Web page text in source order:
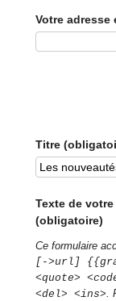
Votre adresse
Titre
Texte de
(obligatoire)
Ce formulaire
[->url]
<quote>
<del> <ins>